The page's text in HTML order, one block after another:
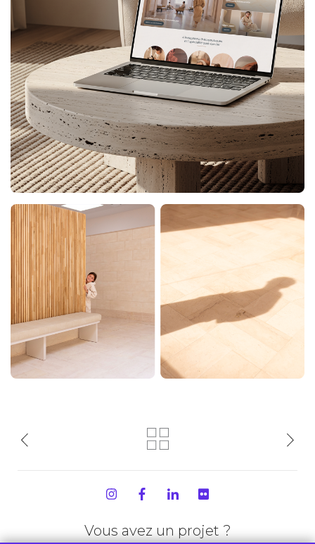
Vous avez un projet ?